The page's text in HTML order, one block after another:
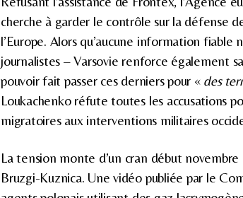
cherche à garder le contrôle sur la défense
l’Europe. Alors qu’aucune information fiable
journalistes – Varsovie renforce également
pouvoir fait passer ces derniers pour « des
Loukachenko réfute toutes les accusations
migratoires aux interventions militaires
La tension monte d’un cran début
Bruzgi-Kuznica. Une vidéo publiée par le